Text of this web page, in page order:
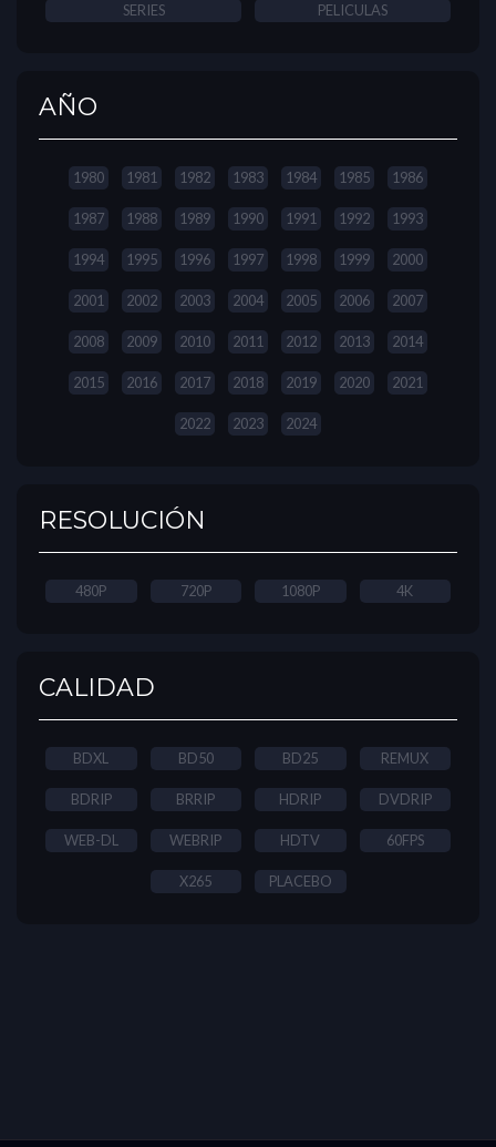
SERIES PELICULAS
AÑO
1980 1981 1982 1983 1984 1985 1986
1987 1988 1989 1990 1991 1992 1993
1994 1995 1996 1997 1998 1999 2000
2001 2002 2003 2004 2005 2006 2007
2008 2009 2010 2011 2012 2013 2014
2015 2016 2017 2018 2019 2020 2021
2022 2023 2024
RESOLUCIÓN
480P 720P 1080P 4K
CALIDAD
BDXL BD50 BD25 REMUX
BDRIP BRRIP HDRIP DVDRIP
WEB-DL WEBRIP HDTV 60FPS
X265 PLACEBO